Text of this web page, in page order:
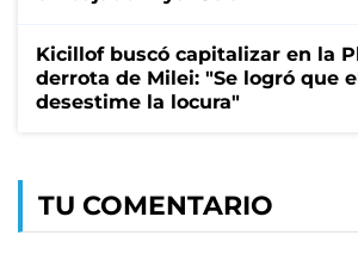
Kicillof buscó capitalizar en la
derrota de Milei: "Se logró que
desestime la locura"
TU COMENTARIO